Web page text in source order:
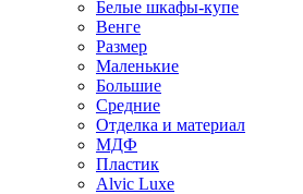
Белые шкафы-купе
Венге
Размер
Маленькие
Большие
Средние
Отделка и материал
МДФ
Пластик
Alvic Luxe